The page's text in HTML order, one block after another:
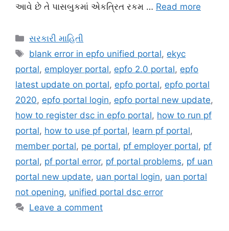
આવે છે તે પાસબુકમાં એકત્રિત રકમ … Read more
Categories
સરકારી માહિતી
Tags
blank error in epfo unified portal, ekyc
portal, employer portal, epfo 2.0 portal, epfo
latest update on portal, epfo portal, epfo portal
2020, epfo portal login, epfo portal new update,
how to register dsc in epfo portal, how to run pf
portal, how to use pf portal, learn pf portal,
member portal, pe portal, pf employer portal, pf
portal, pf portal error, pf portal problems, pf uan
portal new update, uan portal login, uan portal
not opening, unified portal dsc error
Leave a comment